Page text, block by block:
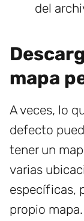
del
mapa
A veces, lo
defecto
tener un
varias
específicas,
propio